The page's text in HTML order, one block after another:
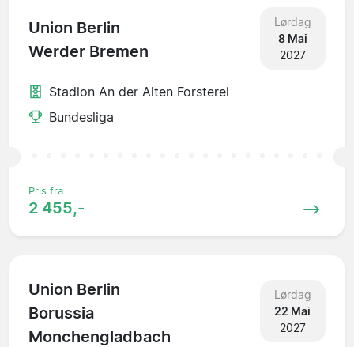
Union Berlin
Werder Bremen
Lørdag
8 Mai
2027
Stadion An der Alten Forsterei
Bundesliga
Pris fra
2 455,-
Union Berlin
Borussia
Monchengladbach
Lørdag
22 Mai
2027